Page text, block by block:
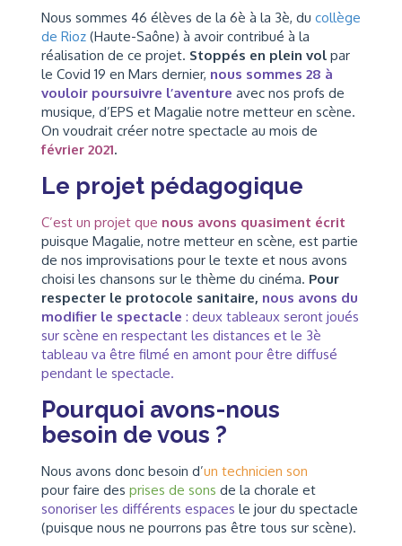
Nous sommes 46 élèves de la 6è à la 3è, du collège
de Rioz (Haute-Saône) à avoir contribué à la
réalisation de ce projet. Stoppés en plein vol par
le Covid 19 en Mars dernier, nous sommes 28 à
vouloir poursuivre l’aventure avec nos profs de
musique, d’EPS et Magalie notre metteur en scène.
On voudrait créer notre spectacle au mois de
février 2021.
Le projet pédagogique
C’est un projet que nous avons quasiment écrit
puisque Magalie, notre metteur en scène, est partie
de nos improvisations pour le texte et nous avons
choisi les chansons sur le thème du cinéma. Pour
respecter le protocole sanitaire, nous avons du
modifier le spectacle : deux tableaux seront joués
sur scène en respectant les distances et le 3è
tableau va être filmé en amont pour être diffusé
pendant le spectacle.
Pourquoi avons-nous
besoin de vous ?
Nous avons donc besoin d’un technicien son
pour faire des prises de sons de la chorale et
sonoriser les différents espaces le jour du spectacle
(puisque nous ne pourrons pas être tous sur scène).